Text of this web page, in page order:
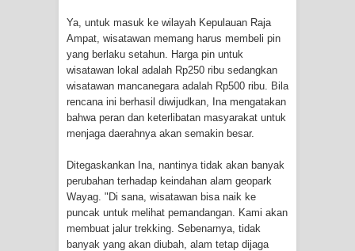
Marthen Medlama Sebut Pemprov
Papua Siapkan 1000 Kuota Beasiswa
Mace
BRI Region 18 Jayapura Salurkan
Bantuan CSR untuk RS Bhayangkara
Polda Papua pada Peringatan Hari
Bhayangkara ke-80
Ya, untuk masuk ke wilayah Kepulauan Raja
Ampat, wisatawan memang harus membeli pin
yang berlaku setahun. Harga pin untuk
wisatawan lokal adalah Rp250 ribu sedangkan
wisatawan mancanegara adalah Rp500 ribu. Bila
rencana ini berhasil diwijudkan, Ina mengatakan
bahwa peran dan keterlibatan masyarakat untuk
menjaga daerahnya akan semakin besar.
Ditegaskankan Ina, nantinya tidak akan banyak
perubahan terhadap keindahan alam geopark
Wayag. "Di sana, wisatawan bisa naik ke
puncak untuk melihat pemandangan. Kami akan
membuat jalur trekking. Sebenarnya, tidak
banyak yang akan diubah, alam tetap dijaga